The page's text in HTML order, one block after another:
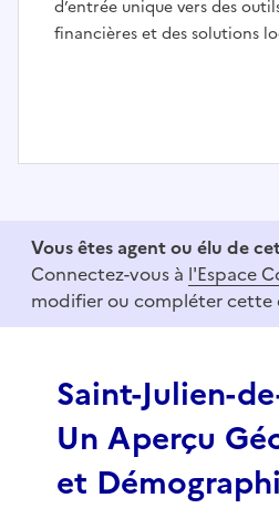
d’entrée unique vers des
financières et des solutions
f
Vous êtes agent ou élu de
Connectez-vous à l'Espace
modifier ou compléter cette
Saint-Julien-
Un Aperçu
et